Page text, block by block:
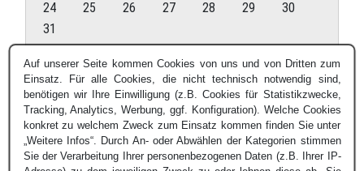
August 2026
24
25 26 27 28 29
30
31
« Juli
Auf unserer Seite kommen Cookies von uns und von Dritten zum
Einsatz. Für alle Cookies, die nicht technisch notwendig sind,
benötigen wir Ihre Einwilligung (z.B. Cookies für Statistikzwecke,
Tracking, Analytics, Werbung, ggf. Konfiguration). Welche Cookies
konkret zu welchem Zweck zum Einsatz kommen finden Sie unter
„Weitere Infos“. Durch An- oder Abwählen der Kategorien stimmen
Sie der Verarbeitung Ihrer personenbezogenen Daten (z.B. Ihrer IP-